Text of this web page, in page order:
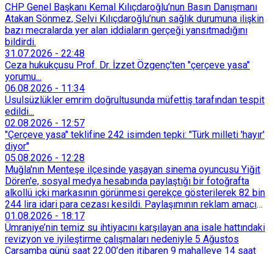
CHP Genel Başkanı Kemal Kılıçdaroğlu’nun Basın Danışmanı
Atakan Sönmez, Selvi Kılıçdaroğlu’nun sağlık durumuna ilişkin
bazı mecralarda yer alan iddiaların gerçeği yansıtmadığını
bildirdi.
31.07.2026 - 22:48
Ceza hukukçusu Prof. Dr. İzzet Özgenç'ten "çerçeve yasa"
yorumu...
06.08.2026 - 11:34
Usulsüzlükler emrim doğrultusunda müfettiş tarafından tespit
edildi...
02.08.2026 - 12:57
"Çerçeve yasa" teklifine 242 isimden tepki: "Türk milleti 'hayır'
diyor"
05.08.2026 - 12:28
Muğla'nın Menteşe ilçesinde yaşayan sinema oyuncusu Yiğit
Dören'e, sosyal medya hesabında paylaştığı bir fotoğrafta
alkollü içki markasının görünmesi gerekçe gösterilerek 82 bin
244 lira idari para cezası kesildi. Paylaşımının reklam amacı
taşımadığını savunan Dören, cezanın iptali için yargıya
başvurdu.
01.08.2026 - 18:17
Ümraniye’nin temiz su ihtiyacını karşılayan ana isale hattındaki
revizyon ve iyileştirme çalışmaları nedeniyle 5 Ağustos
Çarşamba günü saat 22.00’den itibaren 9 mahalleye 14 saat